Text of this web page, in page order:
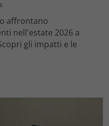
affrontano
nell'estate 2026 a
gli impatti e le